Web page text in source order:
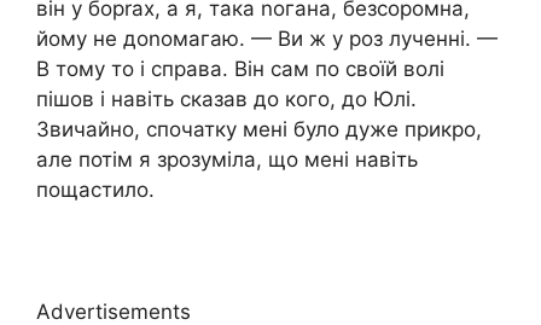
він у борrах, а я, така nогана, безсоромна,
йому не доnомагаю. — Ви ж у роз лученні. —
В тому то і справа. Він сам по своїй волі
пішов і навіть сказав до кого, до Юлі.
Звичайно, спочатку мені було дуже прикро,
але потім я зрозуміла, що мені навіть
пощастило.
Advertisements